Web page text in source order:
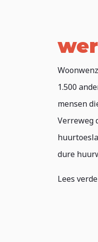
1.500
mensen
Verreweg
dure
Lees